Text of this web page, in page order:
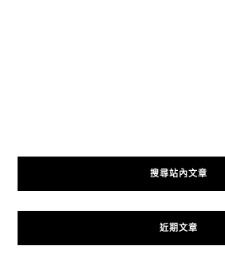
搜尋站內文章
近期文章